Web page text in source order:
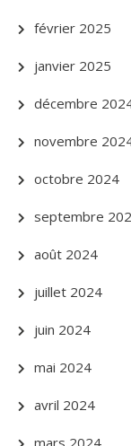
février 2025
janvier 2025
décembre
novembre
octobre 2024
septembre
août 2024
juillet 2024
juin 2024
mai 2024
avril 2024
mars 2024